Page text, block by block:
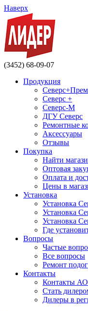
Наверх
(3452) 68-09-07
Продукция
Северс +
Северс-М
ДГУ Северс
Ремонтные
Аксессуары
Отзывы
Покупка
Найти
Оптовая
Оплата и
Цены в
Установка
Установка
Установка
Установка
Где
Вопросы
Частые
Все вопросы
Ремонт
Контакты
Контакты
Стать
Дилеры в